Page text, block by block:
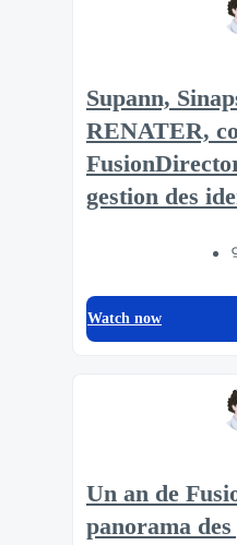
Supann,
RENATER,
gestion des
Watch now
Un an de
panorama